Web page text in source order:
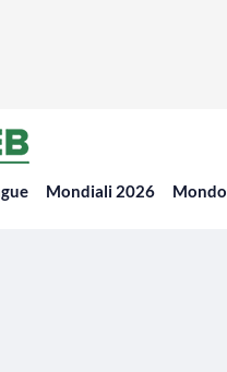
Mondiali 2026 Mondo